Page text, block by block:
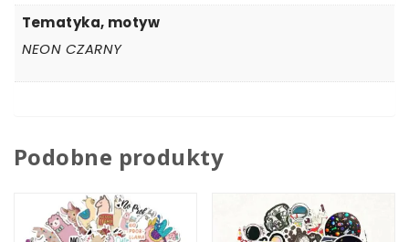
Tematyka, motyw
NEON CZARNY
Podobne produkty